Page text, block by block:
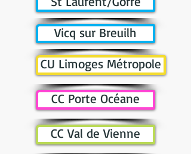
Vicq sur Breuilh
CU Limoges Métropole
CC Porte Océane
CC Val de Vienne